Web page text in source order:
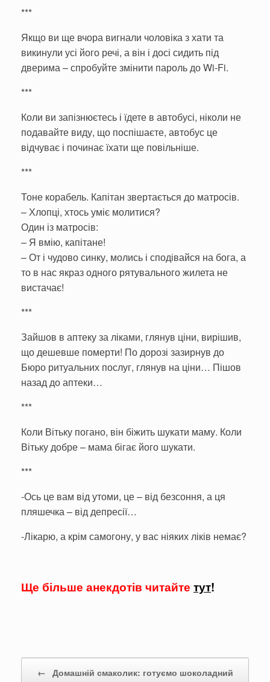
***
Якщо ви ще вчора вигнали чоловіка з хати та
викинули усі його речі, а він і досі сидить під
дверима – спробуйте змінити пароль до Wi-Fi.
***
Коли ви запізнюєтесь і їдете в автобусі, ніколи не
подавайте виду, що поспішаєте, автобус це
відчуває і починає їхати ще повільніше.
***
Тоне корабель. Капітан звертається до матросів.
– Хлопці, хтось уміє молитися?
Один із матросів:
– Я вмію, капітане!
– От і чудово синку, молись і сподівайся на бога, а
то в нас якраз одного рятувального жилета не
вистачає!
***
Зайшов в аптеку за ліками, глянув ціни, вирішив,
що дешевше померти! По дорозі зазирнув до
Бюро ритуальних послуг, глянув на ціни… Пішов
назад до аптеки…
***
Коли Вітьку погано, він біжить шукати маму. Коли
Вітьку добре – мама бігає його шукати.
***
-Ось це вам від утоми, це – від безсоння, а ця
пляшечка – від депресії…
-Лікарю, а крім самогону, у вас ніяких ліків немає?
Ще більше анекдотів читайте тут!
← Домашній смаколик: готуємо шоколадний